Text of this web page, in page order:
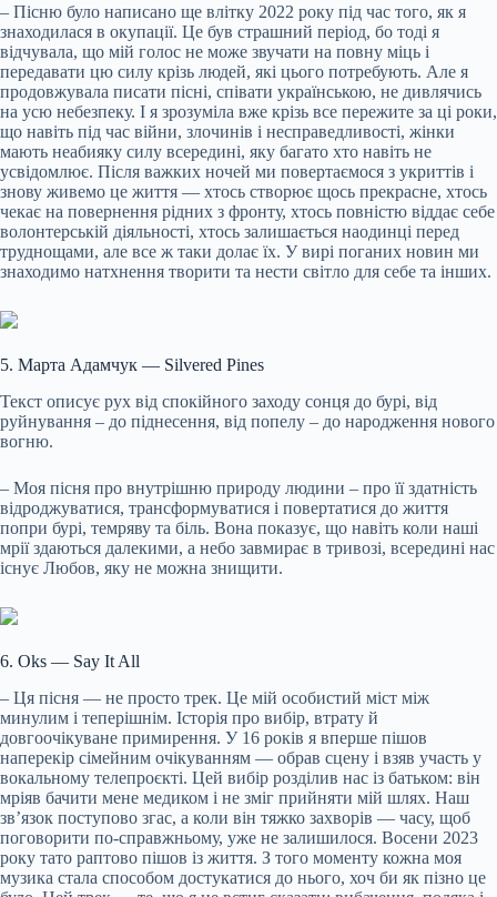
– Пісню було написано ще влітку 2022 року під час того, як я
знаходилася в окупації. Це був страшний період, бо тоді я
відчувала, що мій голос не може звучати на повну міць і
передавати цю силу крізь людей, які цього потребують. Але я
продовжувала писати пісні, співати українською, не дивлячись
на усю небезпеку. І я зрозуміла вже крізь все пережите за ці роки,
що навіть під час війни, злочинів і несправедливості, жінки
мають неабияку силу всередині, яку багато хто навіть не
усвідомлює. Після важких ночей ми повертаємося з укриттів і
знову живемо це життя — хтось створює щось прекрасне, хтось
чекає на повернення рідних з фронту, хтось повністю віддає себе
волонтерській діяльності, хтось залишається наодинці перед
труднощами, але все ж таки долає їх. У вирі поганих новин ми
знаходимо натхнення творити та нести світло для себе та інших.
5. Марта Адамчук — Silvered Pines
Текст описує рух від спокійного заходу сонця до бурі, від
руйнування – до піднесення, від попелу – до народження нового
вогню.
– Моя пісня про внутрішню природу людини – про її здатність
відроджуватися, трансформуватися і повертатися до життя
попри бурі, темряву та біль. Вона показує, що навіть коли наші
мрії здаються далекими, а небо завмирає в тривозі, всередині нас
існує Любов, яку не можна знищити.
6. Oks — Say It All
– Ця пісня — не просто трек. Це мій особистий міст між
минулим і теперішнім. Історія про вибір, втрату й
довгоочікуване примирення. У 16 років я вперше пішов
наперекір сімейним очікуванням — обрав сцену і взяв участь у
вокальному телепроєкті. Цей вибір розділив нас із батьком: він
мріяв бачити мене медиком і не зміг прийняти мій шлях. Наш
зв’язок поступово згас, а коли він тяжко захворів — часу, щоб
поговорити по-справжньому, уже не залишилося. Восени 2023
року тато раптово пішов із життя. З того моменту кожна моя
музика стала способом достукатися до нього, хоч би як пізно це